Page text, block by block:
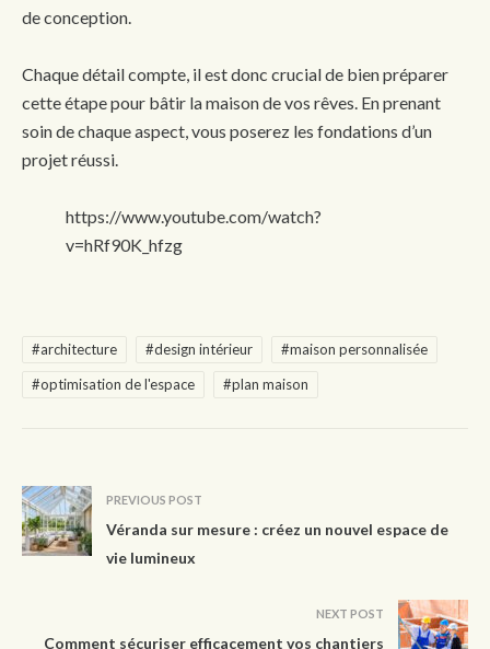
de conception.
Chaque détail compte, il est donc crucial de bien préparer
cette étape pour bâtir la maison de vos rêves. En prenant
soin de chaque aspect, vous poserez les fondations d’un
projet réussi.
https://www.youtube.com/watch?
v=hRf90K_hfzg
#architecture #design intérieur
#maison personnalisée
#optimisation de l'espace
#plan maison
PREVIOUS POST
Véranda sur mesure : créez un nouvel espace de
vie lumineux
NEXT POST
Comment sécuriser efficacement vos chantiers